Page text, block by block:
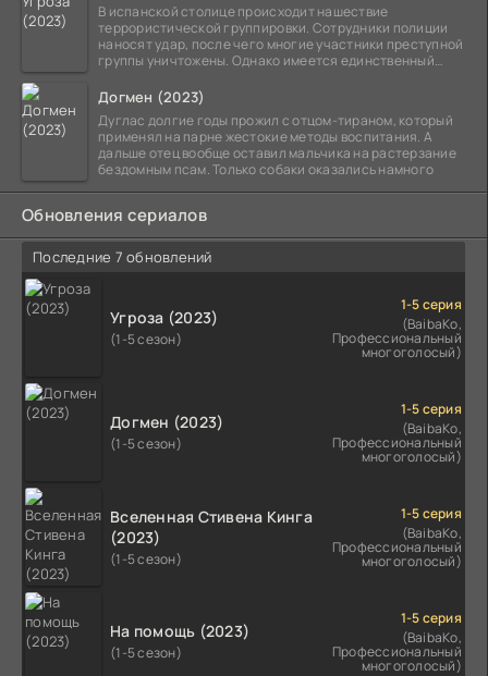
В испанской столице происходит нашествие
террористической группировки. Сотрудники полиции
наносят удар, после чего многие участники преступной
группы уничтожены. Однако имеется единственный
Догмен (2023)
Дуглас долгие годы прожил с отцом-тираном, который
применял на парне жестокие методы воспитания. А
дальше отец вообще оставил мальчика на растерзание
бездомным псам. Только собаки оказались намного
Обновления сериалов
Последние 7 обновлений
Угроза (2023)
(1-5 сезон)
1-5 серия
(BaibaKo,
Профессиональный
многоголосый)
Догмен (2023)
(1-5 сезон)
1-5 серия
(BaibaKo,
Профессиональный
многоголосый)
Вселенная Стивена Кинга
(2023)
(1-5 сезон)
1-5 серия
(BaibaKo,
Профессиональный
многоголосый)
На помощь (2023)
(1-5 сезон)
1-5 серия
(BaibaKo,
Профессиональный
многоголосый)